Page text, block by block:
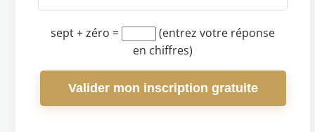
sept + zéro =
(entrez votre réponse
en chiffres)
Valider mon inscription gratuite